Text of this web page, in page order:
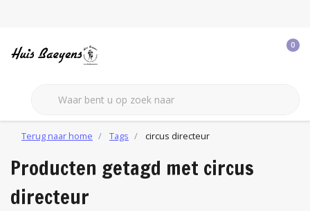
0
Terug naar home Tags circus directeur
Producten getagd met circus
directeur